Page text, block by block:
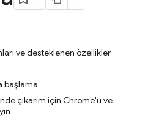
ve desteklenen özellikler
başlama
çıkarım için Chrome'u ve